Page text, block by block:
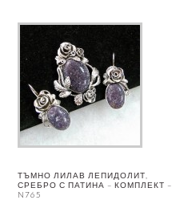
ТЪМНО ЛИЛАВ ЛЕПИДОЛИТ,
СРЕБРО С ПАТИНА – КОМПЛЕКТ –
N765